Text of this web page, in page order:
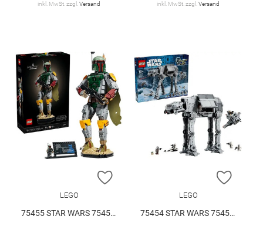
inkl. MwSt. zzgl.Versand inkl. MwSt. zzgl.Versand
ZUR WUNSCHLISTE HINZUFÜGEN
LEGO
75455 STAR WARS 75455 V29
ZUR
LEGO
75454 STAR WARS 75454 V29